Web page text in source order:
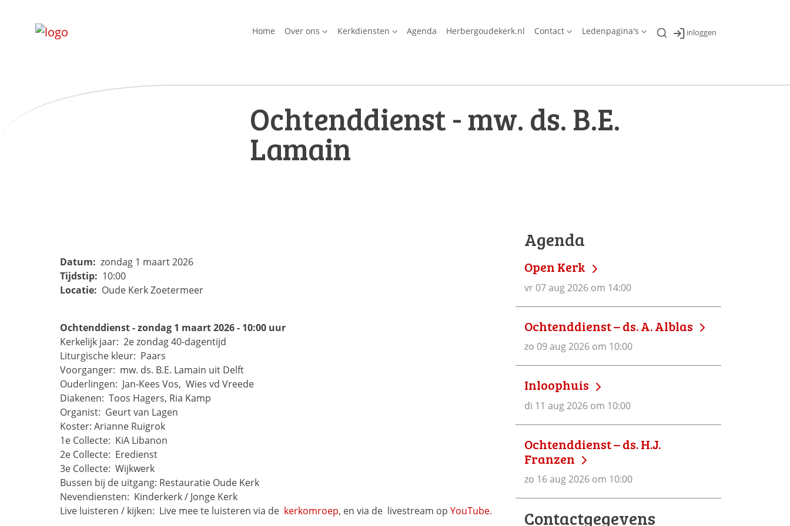
Home Over ons Kerkdiensten Agenda Herbergoudekerk.nl Contact Ledenpagina's inloggen
Ochtenddienst - mw. ds. B.E.
Lamain
Datum: zondag 1 maart 2026
Tijdstip: 10:00
Locatie: Oude Kerk Zoetermeer
Ochtenddienst - zondag 1 maart 2026 - 10:00 uur
Kerkelijk jaar: 2e zondag 40-dagentijd
Liturgische kleur: Paars
Voorganger: mw. ds. B.E. Lamain uit Delft
Ouderlingen: Jan-Kees Vos, Wies vd Vreede
Diakenen: Toos Hagers, Ria Kamp
Organist: Geurt van Lagen
Koster: Arianne Ruigrok
1e Collecte: KiA Libanon
2e Collecte: Eredienst
3e Collecte: Wijkwerk
Bussen bij de uitgang: Restauratie Oude Kerk
Nevendiensten: Kinderkerk / Jonge Kerk
Live luisteren / kijken: Live mee te luisteren via de kerkomroep, en via de livestream op YouTube.
Agenda
Open Kerk
vr 07 aug 2026 om 14:00
Ochtenddienst – ds. A. Alblas
zo 09 aug 2026 om 10:00
Inloophuis
di 11 aug 2026 om 10:00
Ochtenddienst – ds. H.J.
Franzen
zo 16 aug 2026 om 10:00
Contactgegevens